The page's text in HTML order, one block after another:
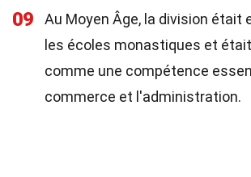
09
Au Moyen Âge, la division était
les écoles monastiques et
comme une compétence
commerce et l'administration.